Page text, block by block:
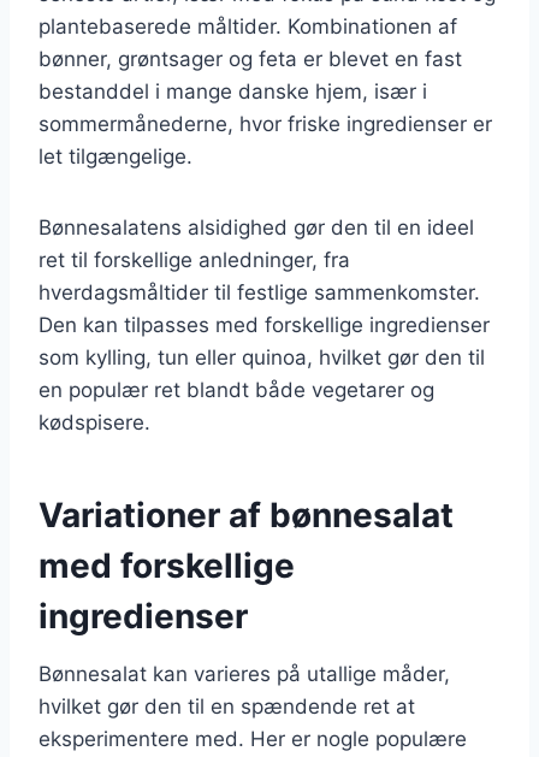
plantebaserede måltider. Kombinationen af
bønner, grøntsager og feta er blevet en fast
bestanddel i mange danske hjem, især i
sommermånederne, hvor friske ingredienser er
let tilgængelige.
Bønnesalatens alsidighed gør den til en ideel
ret til forskellige anledninger, fra
hverdagsmåltider til festlige sammenkomster.
Den kan tilpasses med forskellige ingredienser
som kylling, tun eller quinoa, hvilket gør den til
en populær ret blandt både vegetarer og
kødspisere.
Variationer af bønnesalat
med forskellige
ingredienser
Bønnesalat kan varieres på utallige måder,
hvilket gør den til en spændende ret at
eksperimentere med. Her er nogle populære